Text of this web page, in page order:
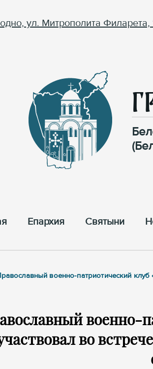
ул. Митрополита Филарета,
Епархия Cвятыни
военно-патриотический
военно-
во